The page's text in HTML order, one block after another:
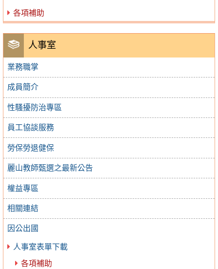
各項補助
人事室
業務職掌
成員簡介
性騷擾防治專區
員工協談服務
勞保勞退健保
麗山教師甄選之最新公告
權益專區
相關連結
因公出國
人事室表單下載
各項補助